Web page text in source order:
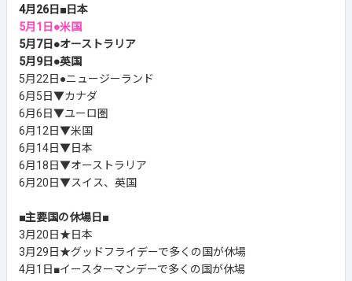
4月26日■日本
5月1日●米国
5月7日●オーストラリア
5月9日●英国
5月22日●ニュージーランド
6月5日▼カナダ
6月6日▼ユーロ圏
6月12日▼米国
6月14日▼日本
6月18日▼オーストラリア
6月20日▼スイス、英国
■主要国の休場日■
3月20日★日本
3月29日★グッドフライデーで多くの国が休場
4月1日■イースターマンデーで多くの国が休場